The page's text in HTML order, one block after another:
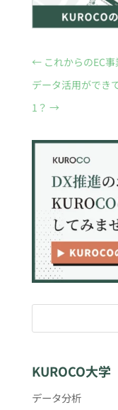
← これからのEC
データ活用ができ
1？ →
KUROCO大学
データ分析